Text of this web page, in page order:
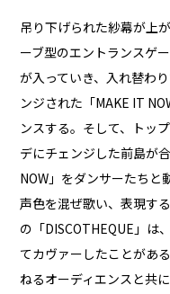
吊り下げられた紗幕が上
ーブ型のエントランスゲ
が入っていき、入れ替わ
ンジされた「MAKE IT
ンスする。そして、トッ
デにチェンジした前島が
NOW」をダンサーたちと
声色を混ぜ歌い、表現す
の「DISCOTHEQUE」は
てカヴァーしたことがあ
ねるオーディエンスと共